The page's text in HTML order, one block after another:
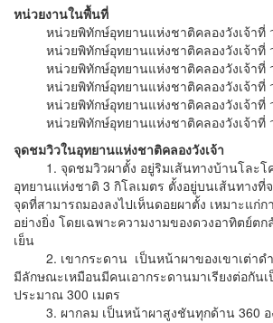
หน่วยงานในพื้นที่
หน่วยพิทักษ์อุทยานแห่งชาติคลองวังเจ้าที่ ว
หน่วยพิทักษ์อุทยานแห่งชาติคลองวังเจ้าที่
หน่วยพิทักษ์อุทยานแห่งชาติคลองวังเจ้าที่ ว
หน่วยพิทักษ์อุทยานแห่งชาติคลองวังเจ้าที่
หน่วยพิทักษ์อุทยานแห่งชาติคลองวังเจ้าที่
หน่วยพิทักษ์อุทยานแห่งชาติคลองวังเจ้าที่ ว
จุดชมวิวในอุทยานแห่งชาติคลองวังเจ้า
1. จุดชมวิวผาตั้ง อยู่ริมเส้นทางบ้านโละโค
อุทยานแห่งชาติ 3 กิโลเมตร ตั้งอยู่บนเส้นทางที่
จุดที่สามารถมองลงไปเห็นดอยผาตั้ง เหมาะแก่
อย่างยิ่ง โดยเฉพาะความงามของดวงอาทิตย์ต
เย็น
2. เขากระดาน เป็นหน้าผาของเขาเต่าดำ
มีลักษณะเหมือนมีคนเอากระดานมาเรียงต่อกัน
ประมาณ 300 เมตร
3. ผากลม เป็นหน้าผาสูงชันทุกด้าน 360 อ